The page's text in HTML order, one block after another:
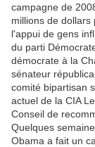
campagne de
millions de
l'appui de gens
du parti
démocrate à la
sénateur
comité bipartisan
actuel de la CIA
Conseil de
Quelques
Obama a fait un